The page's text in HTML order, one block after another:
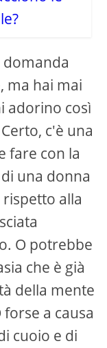
ma hai mai
adorino così
c'è una
fare con la
una donna
alla
O potrebbe
che è già
della mente
a causa
cuoio e di